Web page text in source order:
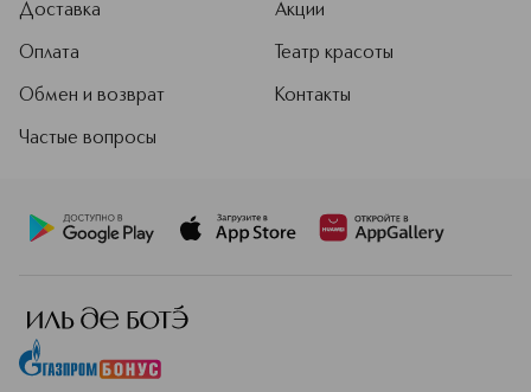
Доставка
Оплата
Обмен и возврат
Частые вопросы
Акции
Театр красоты
Контакты